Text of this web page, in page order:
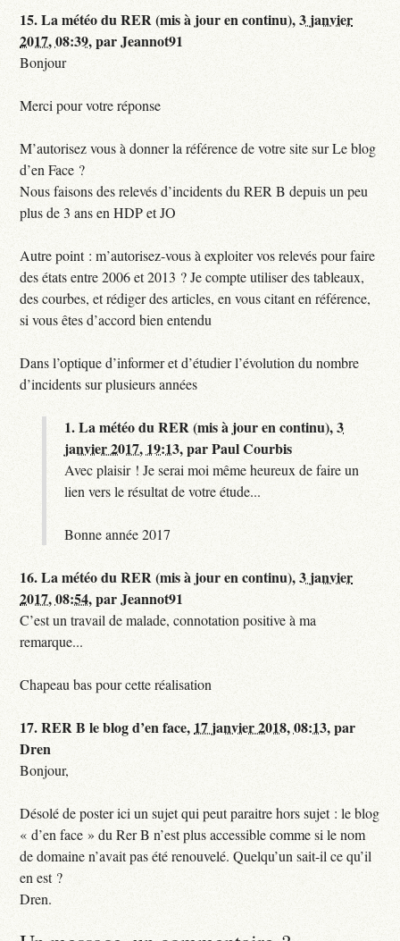
15.La météo du RER (mis à jour en continu),3 janvier
2017, 08:39,parJeannot91
Bonjour
Merci pour votre réponse
M’autorisez vous à donner la référence de votre site sur Le blog
d’en Face ?
Nous faisons des relevés d’incidents du RER B depuis un peu
plus de 3 ans en HDP et JO
Autre point : m’autorisez-vous à exploiter vos relevés pour faire
des états entre 2006 et 2013 ? Je compte utiliser des tableaux,
des courbes, et rédiger des articles, en vous citant en référence,
si vous êtes d’accord bien entendu
Dans l’optique d’informer et d’étudier l’évolution du nombre
d’incidents sur plusieurs années
1.La météo du RER (mis à jour en continu),3
janvier 2017, 19:13,parPaul Courbis
Avec plaisir ! Je serai moi même heureux de faire un
lien vers le résultat de votre étude...
Bonne année 2017
16.La météo du RER (mis à jour en continu),3 janvier
2017, 08:54,parJeannot91
C’est un travail de malade, connotation positive à ma
remarque...
Chapeau bas pour cette réalisation
17.RER B le blog d’en face, 17 janvier 2018, 08:13,par
Dren
Bonjour,
Désolé de poster ici un sujet qui peut paraitre hors sujet : le blog
« d’en face » du Rer B n’est plus accessible comme si le nom
de domaine n’avait pas été renouvelé. Quelqu’un sait-il ce qu’il
en est ?
Dren.